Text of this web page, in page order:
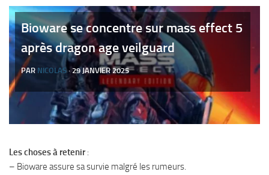
Bioware se concentre sur mass effect 5
après dragon age veilguard
PAR NICOLAS· 29 JANVIER 2025
Les choses à retenir:
– Bioware assure sa survie malgré les rumeurs.